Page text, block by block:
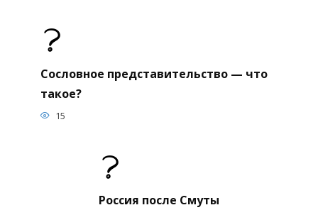
Сословное представительство — что
такое?
15
Россия после Смуты